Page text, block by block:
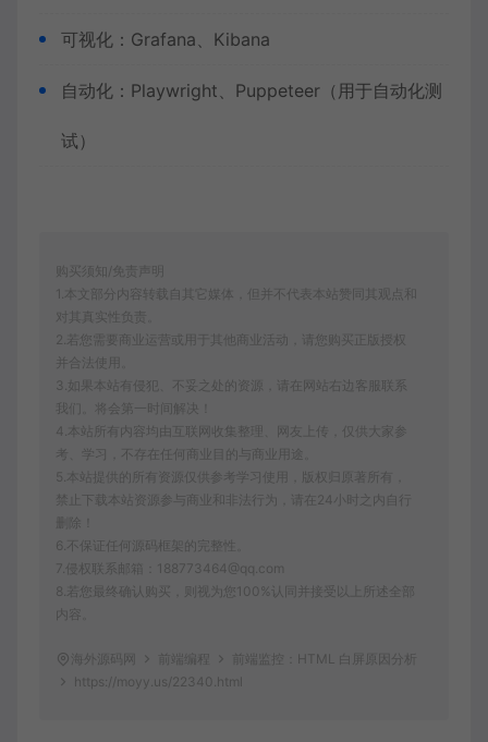
可视化：Grafana、Kibana
自动化：Playwright、Puppeteer（用于自动化测
试）
购买须知/免责声明
1.本文部分内容转载自其它媒体，但并不代表本站赞同其观点和
对其真实性负责。
2.若您需要商业运营或用于其他商业活动，请您购买正版授权
并合法使用。
3.如果本站有侵犯、不妥之处的资源，请在网站右边客服联系
我们。将会第一时间解决！
4.本站所有内容均由互联网收集整理、网友上传，仅供大家参
考、学习，不存在任何商业目的与商业用途。
5.本站提供的所有资源仅供参考学习使用，版权归原著所有，
禁止下载本站资源参与商业和非法行为，请在24小时之内自行
删除！
6.不保证任何源码框架的完整性。
7.侵权联系邮箱：188773464@qq.com
8.若您最终确认购买，则视为您100%认同并接受以上所述全部
内容。
海外源码网 前端编程
前端监控：HTML 白屏原因分析
https://moyy.us/22340.html